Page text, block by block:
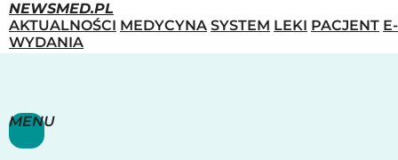
NEWSMED.PL
AKTUALNOŚCI MEDYCYNA SYSTEM LEKI PACJENT E-
WYDANIA
MENU